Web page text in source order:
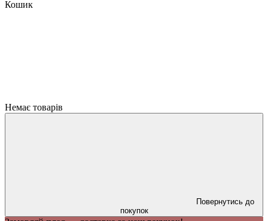
Кошик
Немає товарів
Повернутись до
покупок